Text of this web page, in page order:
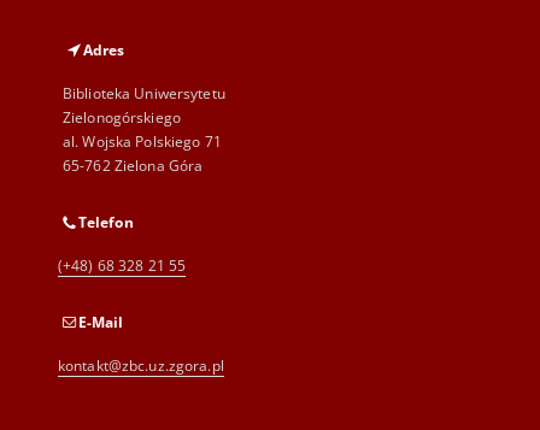
Adres
Biblioteka Uniwersytetu
Zielonogórskiego
al. Wojska Polskiego 71
65-762 Zielona Góra
Telefon
(+48) 68 328 21 55
E-Mail
kontakt@zbc.uz.zgora.pl